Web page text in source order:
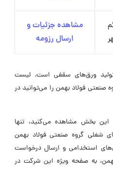
مشاهده جزئیات و
ارسال رزومه
ورق‌های سقفی است. لیست
فولاد بهمن را می‌توانید در
بخش مشاهده می‌کنید، تنها
شغلی گروه صنعتی فولاد بهمن
استخدامی و ارسال درخواست
به صفحه ویژه این شرکت در